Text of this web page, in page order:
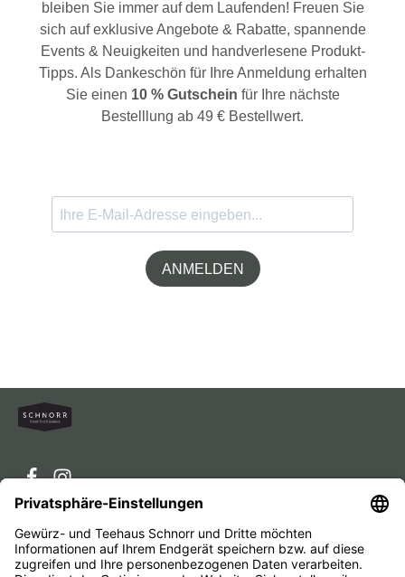
bleiben Sie immer auf dem Laufenden! Freuen Sie
sich auf exklusive Angebote & Rabatte, spannende
Events & Neuigkeiten und handverlesene Produkt-
Tipps. Als Dankeschön für Ihre Anmeldung erhalten
Sie einen 10 % Gutschein für Ihre nächste
Bestelllung ab 49 € Bestellwert.
ANMELDEN
Service-Hotline